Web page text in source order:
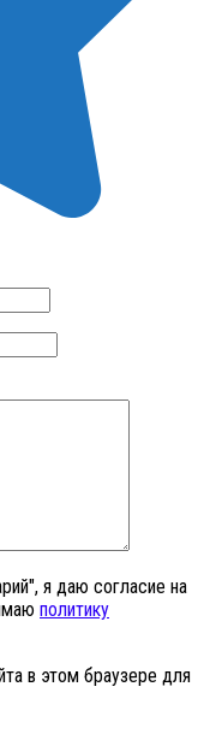
я даю согласие на
политику
в этом браузере для